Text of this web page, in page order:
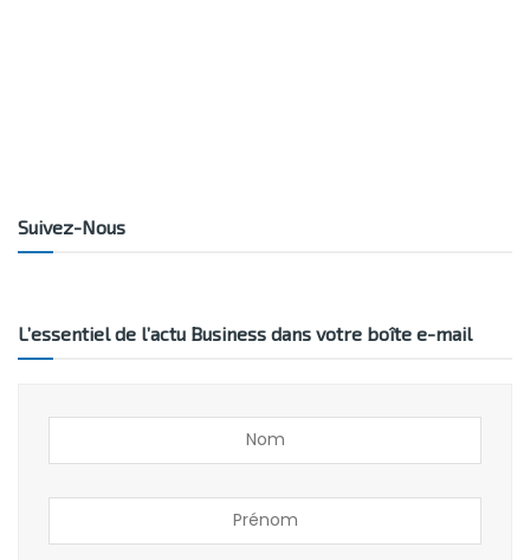
Suivez-Nous
L’essentiel de l’actu Business dans votre boîte e-mail